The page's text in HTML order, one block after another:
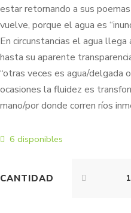
estar retornando a sus
vuelve, porque el agua es
En circunstancias el agua
hasta su aparente
“otras veces es agua/delgada
ocasiones la fluidez es
mano/por donde corren ríos
6 disponibles
CANTIDAD